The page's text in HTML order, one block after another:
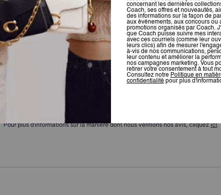
Avis
Il n’y a pas encore d’avis.
Pour plus d’informations sur la manière dont nous vérifions nos avis, cliquezici.